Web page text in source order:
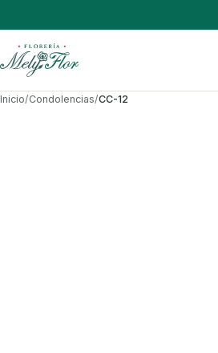
Inicio/Condolencias/CC-12